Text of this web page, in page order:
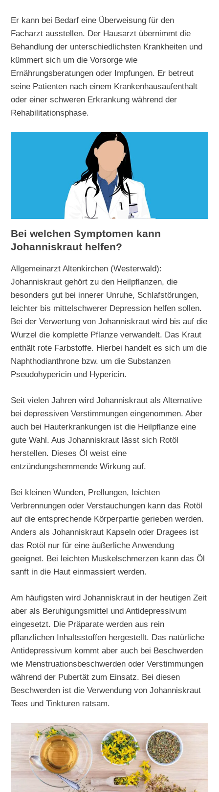
Er kann bei Bedarf eine Überweisung für den
Facharzt ausstellen. Der Hausarzt übernimmt die
Behandlung der unterschiedlichsten Krankheiten und
kümmert sich um die Vorsorge wie
Ernährungsberatungen oder Impfungen. Er betreut
seine Patienten nach einem Krankenhausaufenthalt
oder einer schweren Erkrankung während der
Rehabilitationsphase.
Bei welchen Symptomen kann
Johanniskraut helfen?
Allgemeinarzt Altenkirchen (Westerwald):
Johanniskraut gehört zu den Heilpflanzen, die
besonders gut bei innerer Unruhe, Schlafstörungen,
leichter bis mittelschwerer Depression helfen sollen.
Bei der Verwertung von Johanniskraut wird bis auf die
Wurzel die komplette Pflanze verwandelt. Das Kraut
enthält rote Farbstoffe. Hierbei handelt es sich um die
Naphthodianthrone bzw. um die Substanzen
Pseudohypericin und Hypericin.
Seit vielen Jahren wird Johanniskraut als Alternative
bei depressiven Verstimmungen eingenommen. Aber
auch bei Hauterkrankungen ist die Heilpflanze eine
gute Wahl. Aus Johanniskraut lässt sich Rotöl
herstellen. Dieses Öl weist eine
entzündungshemmende Wirkung auf.
Bei kleinen Wunden, Prellungen, leichten
Verbrennungen oder Verstauchungen kann das Rotöl
auf die entsprechende Körperpartie gerieben werden.
Anders als Johanniskraut Kapseln oder Dragees ist
das Rotöl nur für eine äußerliche Anwendung
geeignet. Bei leichten Muskelschmerzen kann das Öl
sanft in die Haut einmassiert werden.
Am häufigsten wird Johanniskraut in der heutigen Zeit
aber als Beruhigungsmittel und Antidepressivum
eingesetzt. Die Präparate werden aus rein
pflanzlichen Inhaltsstoffen hergestellt. Das natürliche
Antidepressivum kommt aber auch bei Beschwerden
wie Menstruationsbeschwerden oder Verstimmungen
während der Pubertät zum Einsatz. Bei diesen
Beschwerden ist die Verwendung von Johanniskraut
Tees und Tinkturen ratsam.